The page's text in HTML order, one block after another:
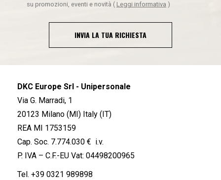
su promozioni, eventi e novità ( Leggi informativa )
INVIA LA TUA RICHIESTA
DKC Europe Srl - Unipersonale
Via G. Marradi, 1
20123 Milano (MI) Italy (IT)
REA MI 1753159
Cap. Soc. 7.774.030 € i.v.
P. IVA – C.F.-EU Vat: 04498200965
Tel. +39 0321 989898